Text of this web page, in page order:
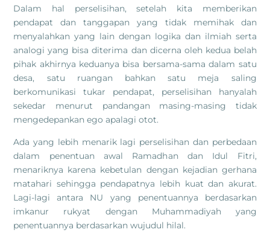
Dalam hal perselisihan, setelah kita memberikan
pendapat dan tanggapan yang tidak memihak dan
menyalahkan yang lain dengan logika dan ilmiah serta
analogi yang bisa diterima dan dicerna oleh kedua belah
pihak akhirnya keduanya bisa bersama-sama dalam satu
desa, satu ruangan bahkan satu meja saling
berkomunikasi tukar pendapat, perselisihan hanyalah
sekedar menurut pandangan masing-masing tidak
mengedepankan ego apalagi otot.
Ada yang lebih menarik lagi perselisihan dan perbedaan
dalam penentuan awal Ramadhan dan Idul Fitri,
menariknya karena kebetulan dengan kejadian gerhana
matahari sehingga pendapatnya lebih kuat dan akurat.
Lagi-lagi antara NU yang penentuannya berdasarkan
imkanur rukyat dengan Muhammadiyah yang
penentuannya berdasarkan wujudul hilal.